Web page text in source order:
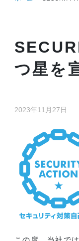
つ星を
2023年11月27日